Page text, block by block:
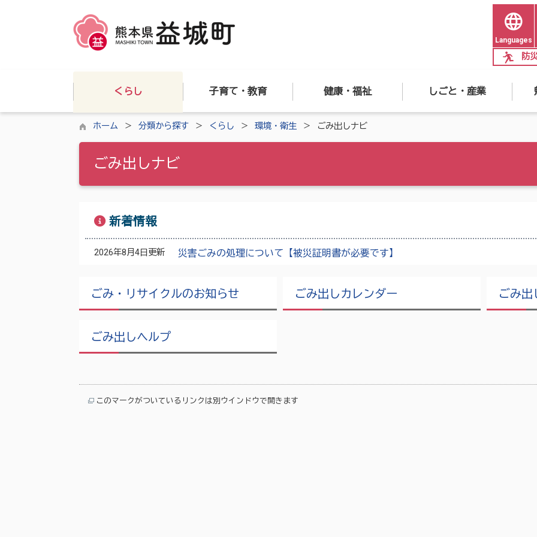
Languages
防
くらし 子育て・教育 健康・福祉 しごと・産業
ホーム 分類から探す くらし 環境・衛生 ごみ出しナビ
ごみ出しナビ
新着情報
2026年8月4日更新 災害ごみの処理について【被災証明書が必要です】
ごみ・リサイクルのお知らせ ごみ出しカレンダー ごみ
ごみ出しヘルプ
このマークがついているリンクは別ウインドウで開きます